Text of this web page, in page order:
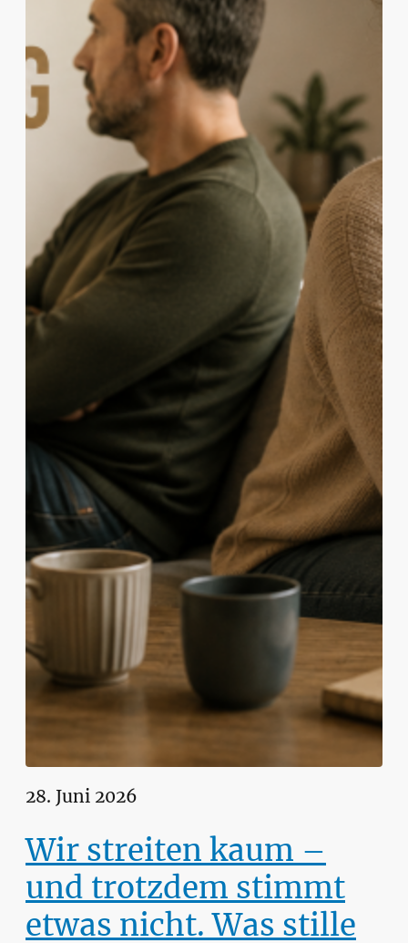
28. Juni 2026
Wir streiten kaum –
und trotzdem stimmt
etwas nicht. Was stille